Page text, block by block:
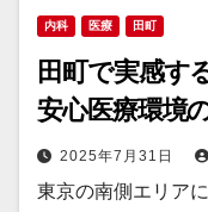
内科 医療 田町
田町で実感す
安心医療環境
2025年7月31日
東京の南側エリア